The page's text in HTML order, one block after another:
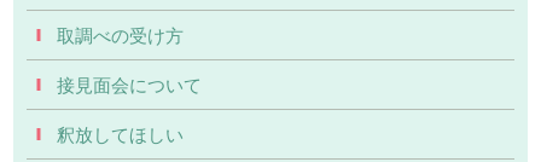
取調べの受け方
接見面会について
釈放してほしい